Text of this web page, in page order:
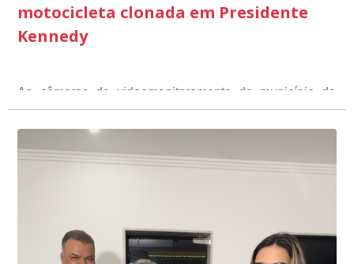
motocicleta clonada em Presidente
Kennedy
As câmeras de videomonitoramento do município de
Presidente Kennedy identificaram neste fim de semana,
01 de junho, uma motocicleta com indícios de
adulteração, imediatamente, a central de
videomonitoramento acionou a Guarda Civil Municipal,
Durante a abordagem a adulteração foi comprovada,
através da conferência do Chassi, a motocicleta, bem
conta do sistema de videomonitoramento instalado
recentemente em todo o município de Presidente